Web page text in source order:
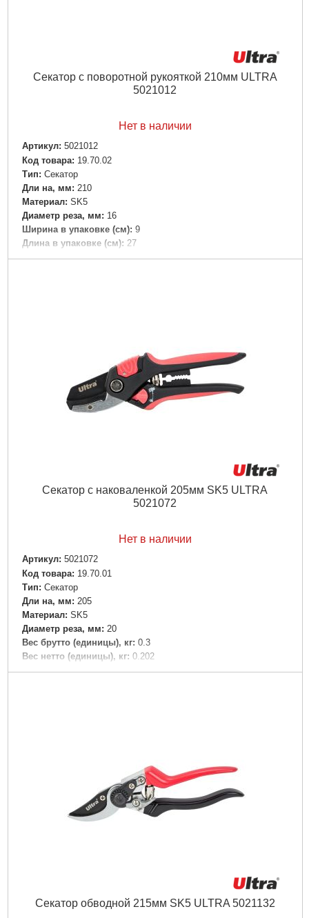
Секатор с поворотной рукояткой 210мм ULTRA
5021012
Нет в наличии
Артикул: 5021012
Код товара: 19.70.02
Tип: Секатор
Дли на, мм: 210
Материал: SK5
Диаметр реза, мм: 16
Ширина в упаковке (см): 9
Длина в упаковке (см): 27
Высота в упаковке (см): 3.3
Секатор с наковаленкой 205мм SK5 ULTRA
5021072
Нет в наличии
Артикул: 5021072
Код товара: 19.70.01
Tип: Секатор
Дли на, мм: 205
Материал: SK5
Диаметр реза, мм: 20
Вес брутто (единицы), кг: 0.3
Вес нетто (единицы), кг: 0.202
Ширина в упаковке (см): 9
Секатор обводной 215мм SK5 ULTRA 5021132